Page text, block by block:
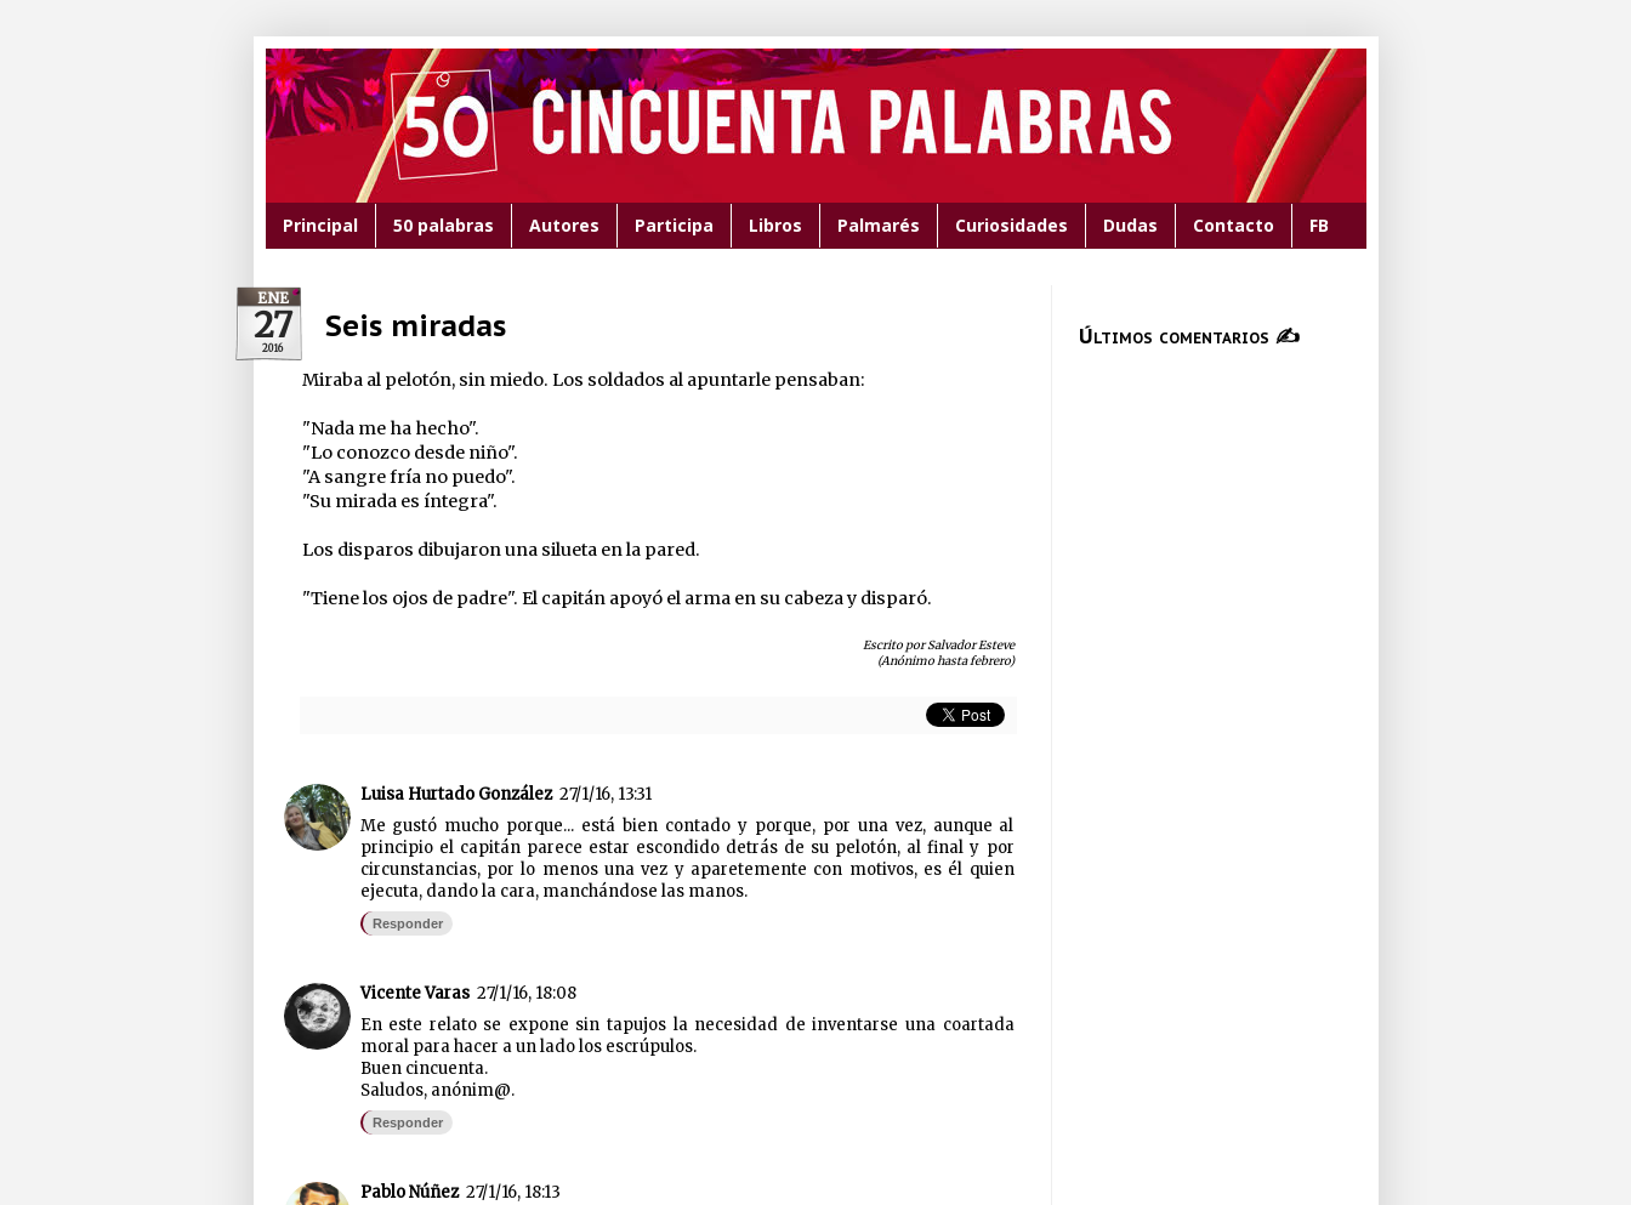
Principal 50 palabras Autores Participa Libros Palmarés Curiosidades Dudas Contacto FB
ENE
27
2016
Seis miradas
Miraba al pelotón, sin miedo. Los soldados al apuntarle pensaban:
"Nada me ha hecho".
"Lo conozco desde niño".
"A sangre fría no puedo".
"Su mirada es íntegra".
Los disparos dibujaron una silueta en la pared.
"Tiene los ojos de padre". El capitán apoyó el arma en su cabeza y disparó.
Escrito por Salvador Esteve
(Anónimo hasta febrero)
Luisa Hurtado González 27/1/16, 13:31
Me gustó mucho porque... está bien contado y porque, por una vez, aunque al
principio el capitán parece estar escondido detrás de su pelotón, al final y por
circunstancias, por lo menos una vez y aparetemente con motivos, es él quien
ejecuta, dando la cara, manchándose las manos.
Responder
Vicente Varas 27/1/16, 18:08
En este relato se expone sin tapujos la necesidad de inventarse una coartada
moral para hacer a un lado los escrúpulos.
Buen cincuenta.
Saludos, anónim@.
Responder
Pablo Núñez 27/1/16, 18:13
Últimos comentarios ✍